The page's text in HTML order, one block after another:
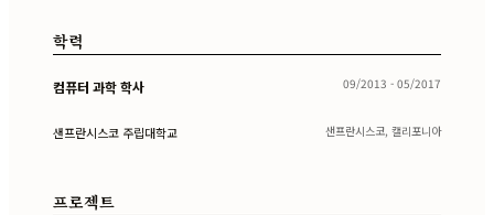
학력
컴퓨터 과학 학사 09/2013 - 05/2017
샌프란시스코 주립대학교 샌프란시스코, 캘리포니아
프로젝트